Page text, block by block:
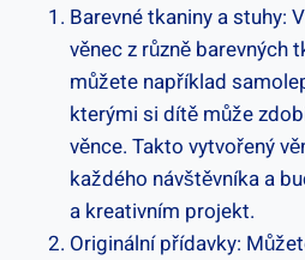
Barevné tkaniny a stuhy:
věnec z různě barevných
můžete například
kterými si dítě může
věnce. Takto vytvořený
každého návštěvníka a
a kreativním projekt.
Originální přídavky: